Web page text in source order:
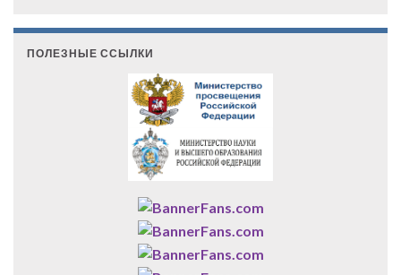
ПОЛЕЗНЫЕ ССЫЛКИ